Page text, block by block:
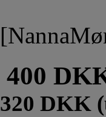
400
320 DKK